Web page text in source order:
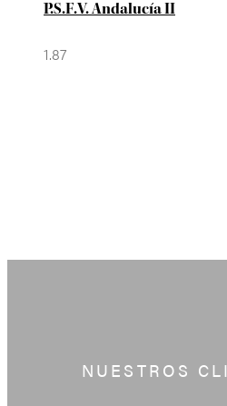
P.S.F.V. Andalucía II
NUESTROS